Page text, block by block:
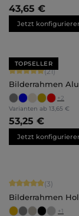
43,65 €
Jetzt
TOPSELLER
Durchschnittliche
(21)
Bilderrahmen
Mika
+2
Varianten ab 13,65 €
53,25 €
Jetzt
Durchschnittliche
(3)
Bilderrahmen
+1